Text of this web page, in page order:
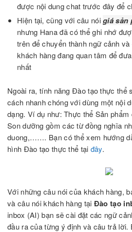
được nội dung chat trước đây để
Hiện tại, cũng với câu nóigiá sản
nhưng Hana đã có thể ghi nhớ
trên để chuyển thành ngữ cảnh
khách hàng đang quan tâm để
nhất
Ngoài ra, tính năng Đào tạo thực thể
cách nhanh chóng với dùng một nội
dạng. Ví dụ như: Thực thể Sản
Son dưỡng gồm các từ đồng nghĩa
duong,……. Bạn có thể xem hướng
hình Đào tạo thực thể tại đây.
Với những câu nói của khách hàng,
và câu nói khách hàng tại Đào tạo
inbox (AI) bạn sẽ cài đặt các ngữ
đầu ra của từng ý định và câu trả lời.